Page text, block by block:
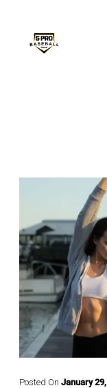
Posted On January 29,